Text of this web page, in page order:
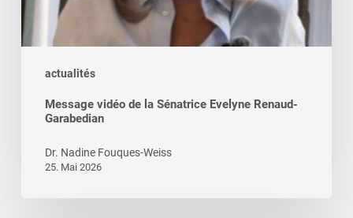
actualités
Message vidéo de la Sénatrice Evelyne Renaud-
Garabedian
Dr. Nadine Fouques-Weiss
25. Mai 2026